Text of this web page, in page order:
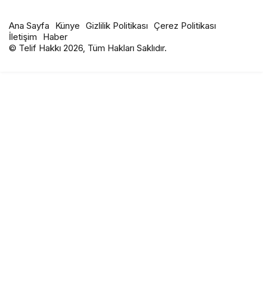
Ana Sayfa Künye Gizlilik Politikası Çerez Politikası
İletişim
Haber
© Telif Hakkı 2026, Tüm Hakları Saklıdır.